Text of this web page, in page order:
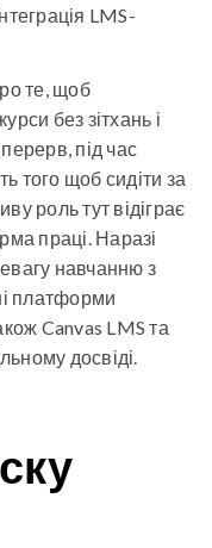
LMS-
те, щоб
без зітхань і
під час
того щоб сидіти за
роль тут відіграє
праці. Наразі
навчанню з
платформи
Canvas LMS та
досвіді.